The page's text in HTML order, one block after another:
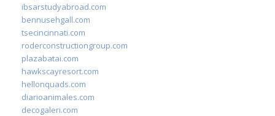
ibsarstudyabroad.com
bennusehgall.com
tsecincinnati.com
roderconstructiongroup.com
plazabatai.com
hawkscayresort.com
hellonquads.com
diarioanimales.com
decogaleri.com